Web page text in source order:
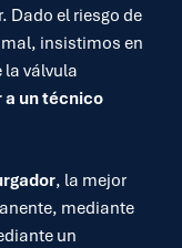
Dado el riesgo de
insistimos en
la válvula
a un técnico
, la mejor
mediante
un